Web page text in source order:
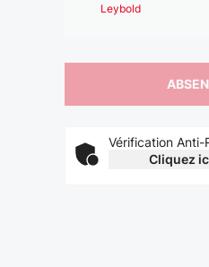
Leybold
Vérification Anti-
Cliquez